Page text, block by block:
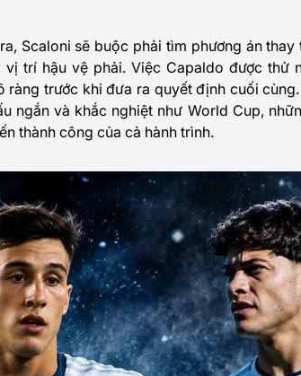
Scaloni sẽ buộc phải tìm phương án
trí hậu vệ phải. Việc Capaldo được thử
ràng trước khi đưa ra quyết định cuối
ngắn và khắc nghiệt như World Cup,
thành công của cả hành trình.